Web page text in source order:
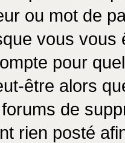
ou mot de
vous
pour
être alors
de
rien posté